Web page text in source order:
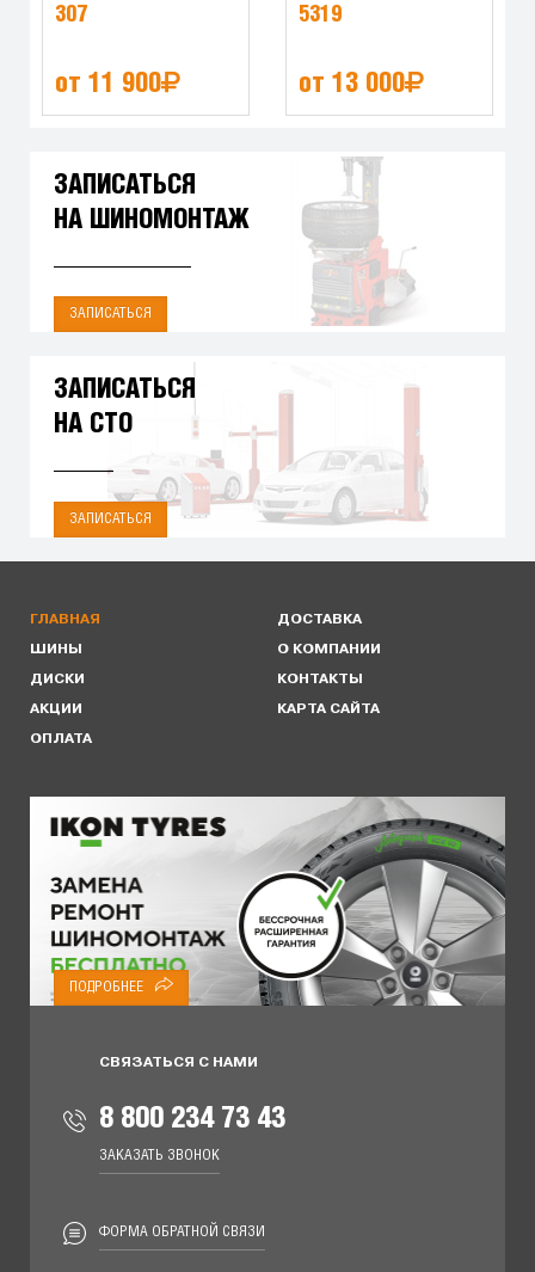
307
от 11 900
5319
от 13 000
ЗАПИСАТЬСЯ
НА ШИНОМОНТАЖ
ЗАПИСАТЬСЯ
ЗАПИСАТЬСЯ
НА СТО
ЗАПИСАТЬСЯ
ГЛАВНАЯ
ШИНЫ
ДИСКИ
АКЦИИ
ОПЛАТА
ДОСТАВКА
О КОМПАНИИ
КОНТАКТЫ
КАРТА САЙТА
ПОДРОБНЕЕ
СВЯЗАТЬСЯ С НАМИ
8 800 234 73 43
ЗАКАЗАТЬ ЗВОНОК
ФОРМА ОБРАТНОЙ СВЯЗИ